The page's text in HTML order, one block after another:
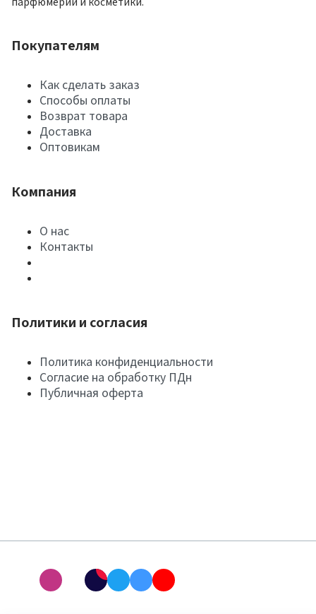
Покупателям
Как сделать заказ
Способы оплаты
Возврат товара
Доставка
Оптовикам
Компания
О нас
Контакты
Политики и согласия
Политика конфиденциальности
Согласие на обработку ПДн
Публичная оферта